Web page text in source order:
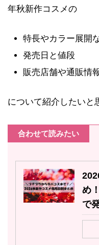
年秋新作コスメの
特長やカラー展開
発売日と値段
販売店舗や通販情
について紹介したいと
合わせて読みたい
め
で